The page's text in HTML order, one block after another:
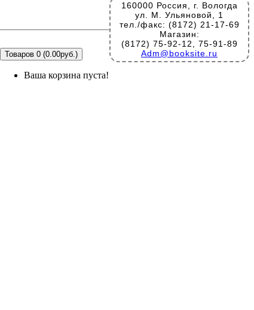
160000 Россия, г. Вологда
ул. М. Ульяновой, 1
тел./факс: (8172) 21-17-69
Магазин:
(8172) 75-92-12, 75-91-89
Adm@booksite.ru
Товаров 0 (0.00руб.)
Ваша корзина пуста!